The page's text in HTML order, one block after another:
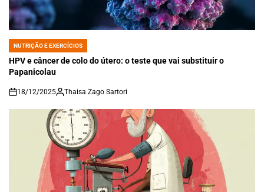
POSTED
IN
NUTRIÇÃO E EXERCÍCIOS
HPV e câncer de colo do útero: o teste que vai substituir o
Papanicolau
on
18/12/2025 Thaisa Zago Sartori